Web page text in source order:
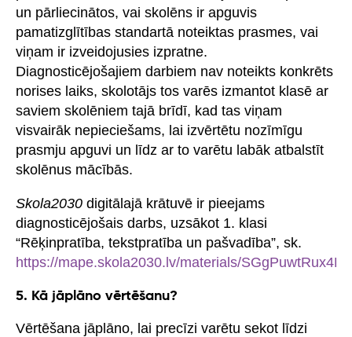
un pārliecinātos, vai skolēns ir apguvis
pamatizglītības standartā noteiktas prasmes, vai
viņam ir izveidojusies izpratne.
Diagnosticējošajiem darbiem nav noteikts konkrēts
norises laiks, skolotājs tos varēs izmantot klasē ar
saviem skolēniem tajā brīdī, kad tas viņam
visvairāk nepieciešams, lai izvērtētu nozīmīgu
prasmju apguvi un līdz ar to varētu labāk atbalstīt
skolēnus mācībās.
Skola2030 digitālajā krātuvē ir pieejams
diagnosticējošais darbs, uzsākot 1. klasi
“Rēķinpratība, tekstpratība un pašvadība”, sk.
https://mape.skola2030.lv/materials/
5. Kā jāplāno vērtēšanu?
Vērtēšana jāplāno, lai precīzi varētu sekot līdzi